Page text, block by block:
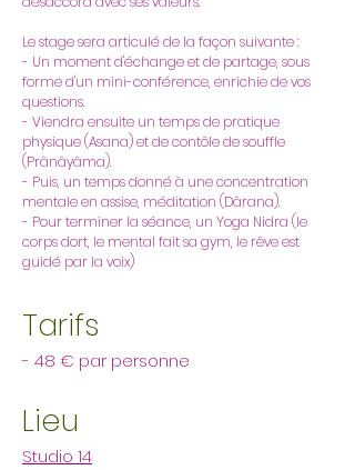
Le stage sera articulé de la façon suivante :
- Un moment d'échange et de partage, sous
forme d'un mini-conférence, enrichie de vos
questions.
- Viendra ensuite un temps de pratique
physique (Asana) et de contôle de souffle
(Prânâyâma).
- Puis, un temps donné à une concentration
mentale en assise, méditation (Dârana).
- Pour terminer la séance, un Yoga Nidra (le
corps dort, le mental fait sa gym, le rêve est
guidé par la voix)
Tarifs
- 48 € par personne
Lieu
Studio 14